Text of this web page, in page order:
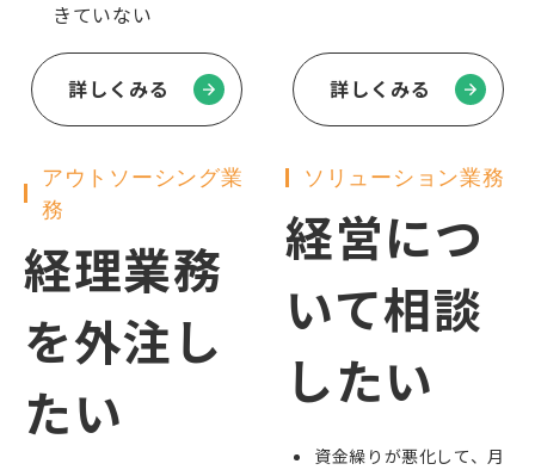
きていない
詳しくみる 詳しくみる
アウトソーシング業
務
経理業務
を外注し
たい
ソリューション業務
経営につ
いて相談
したい
資金繰りが悪化して、月